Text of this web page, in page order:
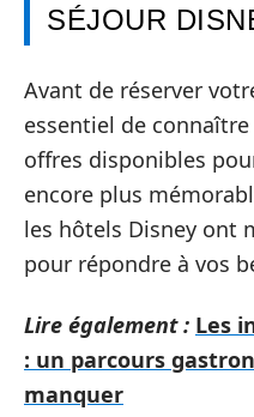
SÉJOUR
Avant de réserver
essentiel de
offres disponibles
encore plus
les hôtels Disney ont
pour répondre à vos
Lire également : Les
: un parcours
manquer